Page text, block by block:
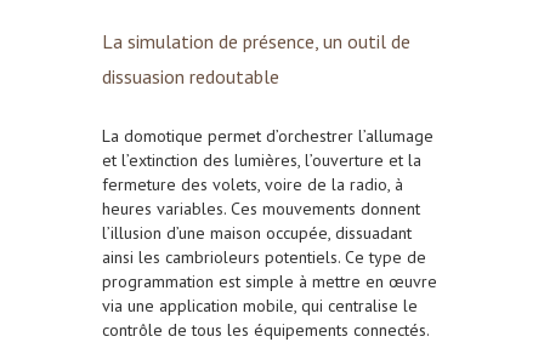
La simulation de présence, un outil de
dissuasion redoutable
La domotique permet d’orchestrer l’allumage
et l’extinction des lumières, l’ouverture et la
fermeture des volets, voire de la radio, à
heures variables. Ces mouvements donnent
l’illusion d’une maison occupée, dissuadant
ainsi les cambrioleurs potentiels. Ce type de
programmation est simple à mettre en œuvre
via une application mobile, qui centralise le
contrôle de tous les équipements connectés.